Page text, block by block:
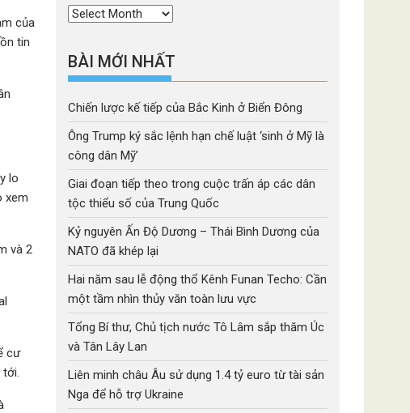
của
tin
lo
xem
và 2
cư
tới.
Thời
BÀI MỚI NHẤT
Chiến lược kế tiếp của Bắc Kinh ở Biển Đông
Ông Trump ký sắc lệnh hạn chế luật ‘sinh ở Mỹ là
công dân Mỹ’
Giai đoạn tiếp theo trong cuộc trấn áp các dân
tộc thiểu số của Trung Quốc
Kỷ nguyên Ấn Độ Dương – Thái Bình Dương của
NATO đã khép lại
Hai năm sau lễ động thổ Kênh Funan Techo: Cần
một tầm nhìn thủy văn toàn lưu vực
Tổng Bí thư, Chủ tịch nước Tô Lâm sắp thăm Úc
và Tân Lây Lan
Liên minh châu Âu sử dụng 1.4 tỷ euro từ tài sản
Nga để hỗ trợ Ukraine